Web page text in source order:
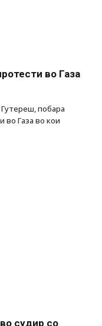
во Газа
побара
во Газа во кои
судир со